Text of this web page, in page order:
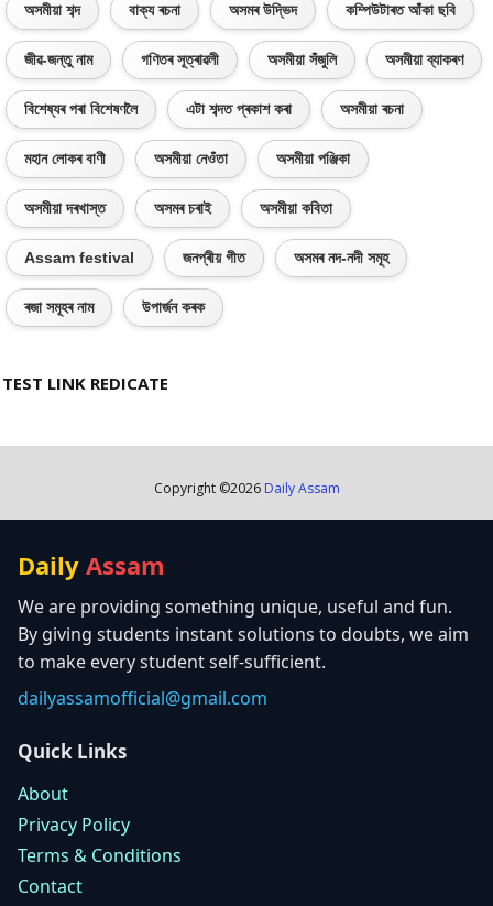
অসমীয়া শব্দ বাক্য ৰচনা অসমৰ উদ্ভিদ কম্পিউটাৰত আঁকা ছবি
জীৱ-জন্তু নাম গণিতৰ সূত্ৰাৱলী অসমীয়া সঁজুলি অসমীয়া ব্যাকৰণ
বিশেষ্যৰ পৰা বিশেষণলৈ এটা শব্দত প্ৰকাশ কৰা অসমীয়া ৰচনা
মহান লোকৰ বাণী অসমীয়া নেওঁতা অসমীয়া পঞ্জিকা
অসমীয়া দৰখাস্ত অসমৰ চৰাই অসমীয়া কবিতা
Assam festival জনপ্ৰীয় গীত অসমৰ নদ-নদী সমূহ
ৰজা সমূহৰ নাম উপাৰ্জন কৰক
TEST LINK REDICATE
Copyright ©2026 Daily Assam
Daily Assam
We are providing something unique, useful and fun.
By giving students instant solutions to doubts, we aim
to make every student self-sufficient.
dailyassamofficial@gmail.com
Quick Links
About
Privacy Policy
Terms & Conditions
Contact